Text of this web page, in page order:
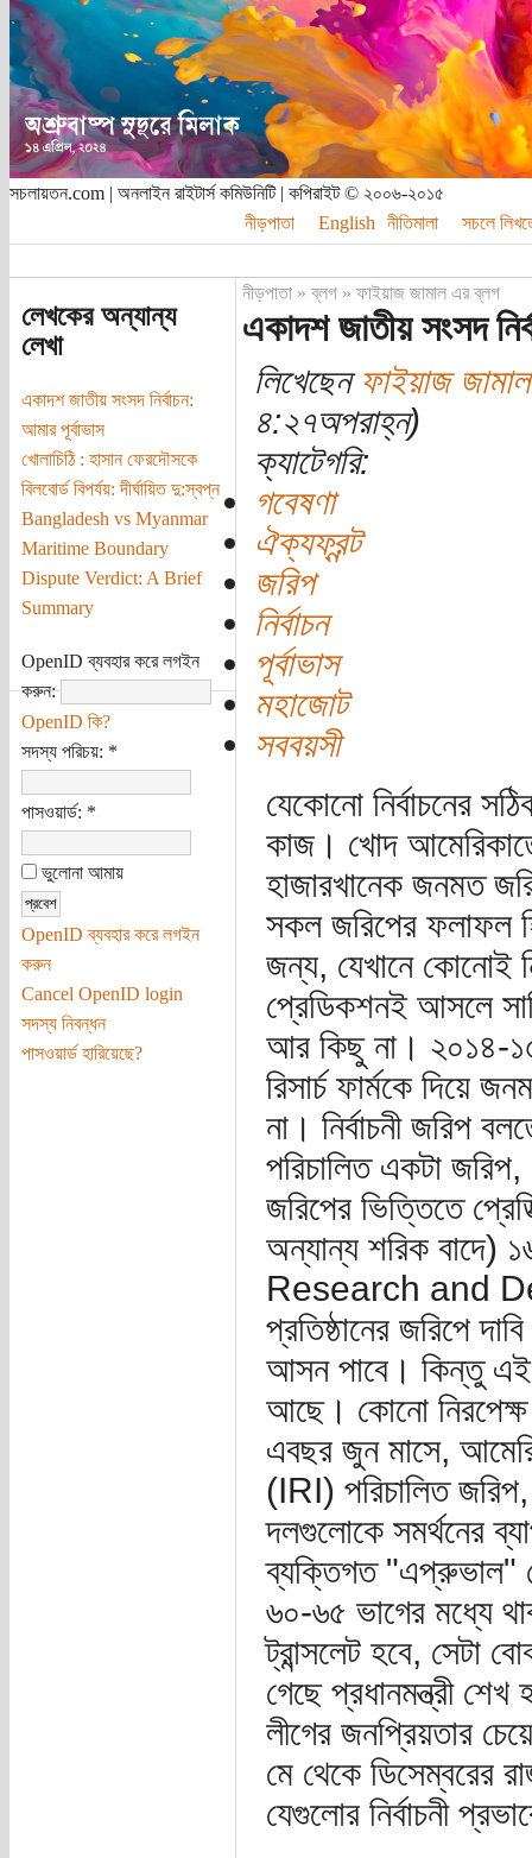
সচলায়তন.com | অনলাইন রাইটার্স কমিউনিটি | কপিরাইট © ২০০৬-২০১৫
নীড়পাতা
English নীতিমালা সচলে
লেখকের অন্যান্য
লেখা
একাদশ জাতীয় সংসদ নির্বাচন:
আমার পূর্বাভাস
খোলাচিঠি : হাসান ফেরদৌসকে
বিলবোর্ড বিপর্যয়: দীর্ঘায়িত দু:স্বপ্ন
Bangladesh vs Myanmar
Maritime Boundary
Dispute Verdict: A Brief
Summary
OpenID ব্যবহার করে লগইন
করুন:
OpenID কি?
সদস্য পরিচয়: *
পাসওয়ার্ড: *
ভুলোনা আমায়
OpenID ব্যবহার করে লগইন
করুন
Cancel OpenID login
সদস্য নিবন্ধন
পাসওয়ার্ড হারিয়েছে?
নীড়পাতা»ব্লগ» ফাইয়াজ জামাল এর ব্লগ
একাদশ জাতীয় সংসদ
লিখেছেনফাইয়াজ জামাল
৪:২৭অপরাহ্ন)
ক্যাটেগরি:
গবেষণা
ঐক্যফ্রন্ট
জরিপ
নির্বাচন
পূর্বাভাস
মহাজোট
সববয়সী
যেকোনো নির্বাচনের
কাজ। খোদ
হাজারখানেক জনমত
সকল জরিপের ফলাফল
জন্য, যেখানে কোনোই
প্রেডিকশনই আসলে
আর কিছু না। ২০১৪-১৫
রিসার্চ ফার্মকে
না। নির্বাচনী জরিপ
পরিচালিত একটা
জরিপের ভিত্তিতে
অন্যান্য শরিক বাদে)
Research and
প্রতিষ্ঠানের জরিপে
আসন পাবে। কিন্তু এই
আছে। কোনো নিরপেক্ষ
এবছর জুন মাসে,
(IRI) পরিচালিত
দলগুলোকে সমর্থনের
ব্যক্তিগত "এপ্রুভাল"
৬০-৬৫ ভাগের মধ্যে
ট্রান্সলেট হবে, সেটা
গেছে প্রধানমন্ত্রী
লীগের জনপ্রিয়তার
মে থেকে ডিসেম্বরের
যেগুলোর নির্বাচনী